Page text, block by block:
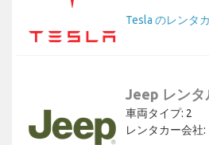
Tesla のレンタ
Jeep レンタ
車両タイプ: 2
レンタカー会社: